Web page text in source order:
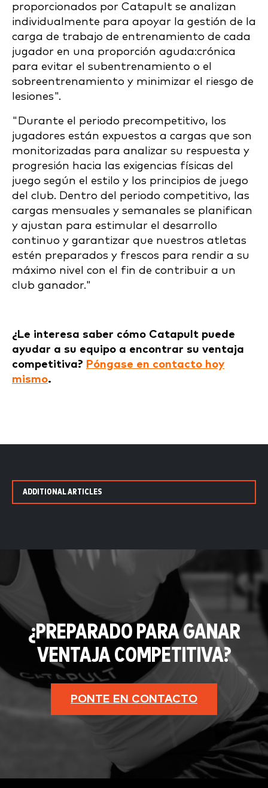
proporcionados por Catapult se analizan
individualmente para apoyar la gestión de la
carga de trabajo de entrenamiento de cada
jugador en una proporción aguda:crónica
para evitar el subentrenamiento o el
sobreentrenamiento y minimizar el riesgo de
lesiones".
"Durante el periodo precompetitivo, los
jugadores están expuestos a cargas que son
monitorizadas para analizar su respuesta y
progresión hacia las exigencias físicas del
juego según el estilo y los principios de juego
del club. Dentro del periodo competitivo, las
cargas mensuales y semanales se planifican
y ajustan para estimular el desarrollo
continuo y garantizar que nuestros atletas
estén preparados y frescos para rendir a su
máximo nivel con el fin de contribuir a un
club ganador."
¿Le interesa saber cómo Catapult puede
ayudar a su equipo a encontrar su ventaja
competitiva? Póngase en contacto hoy
mismo.
ADDITIONAL ARTICLES
¿PREPARADO PARA GANAR
VENTAJA COMPETITIVA?
PONTE EN CONTACTO